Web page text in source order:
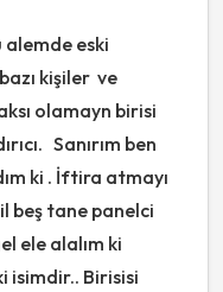
alemde eski
kişiler ve
olamayn birisi
Sanırım ben
ki . İftira atmayı
beş tane panelci
ele alalım ki
isimdir.. Birisisi